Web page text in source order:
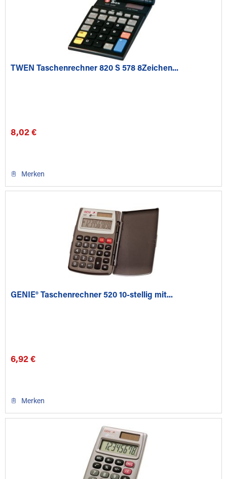
TWEN Taschenrechner 820 S 578 8Zeichen...
8,02 €
Merken
GENIE® Taschenrechner 520 10-stellig mit...
6,92 €
Merken